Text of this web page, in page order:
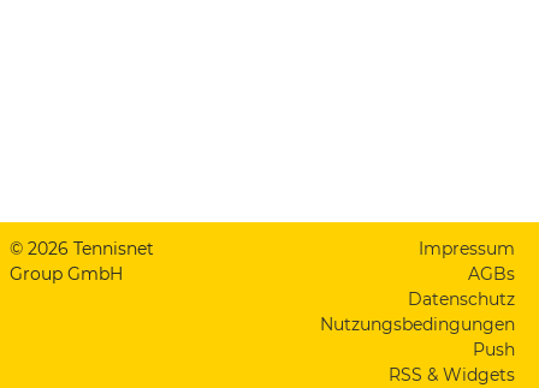
© 2026 Tennisnet
Group GmbH
Impressum
AGBs
Datenschutz
Nutzungsbedingungen
Push
RSS & Widgets